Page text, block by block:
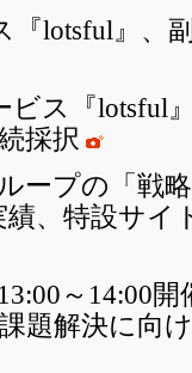
lotsful』、
ス『lotsful
採択
ープの「戦
、特設サイ
～14:00
題解決に向